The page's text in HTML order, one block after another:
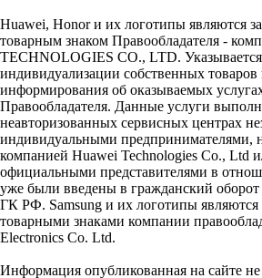
Huawei, Honor и их логотипы являются
товарным знаком Правообладателя -
TECHNOLOGIES CO., LTD.
индивидуализации собственных товаров
информирования об оказываемых
Правообладателя. Данные услуги
неавторизованных сервисных центрах
индивидуальными предпринимателями,
компанией Huawei Technologies Co., Ltd
официальными представителями в
уже были введены в гражданский оборот
ГК РФ. Samsung и их логотипы являются
товарными знаками компании
Electronics Co. Ltd.
Информация опубликованная на сайте